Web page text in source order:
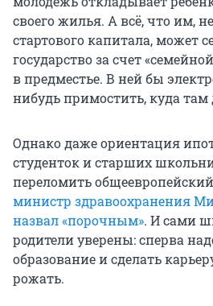
своего жилья. А всё, что им,
стартового капитала, может
государство за счет
в предместье. В ней бы
нибудь примостить, куда там
Однако даже ориентация
студенток и старших
переломить
министр здравоохранения
назвал «порочным». И сами
родители уверены: сперва
образование и сделать
рожать.